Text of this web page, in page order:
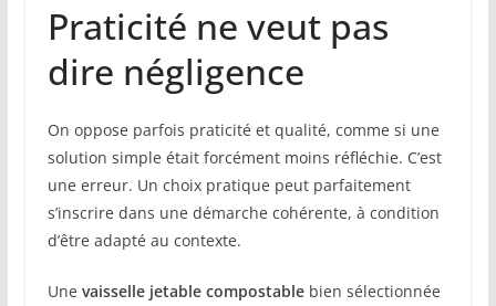
Praticité ne veut pas
dire négligence
On oppose parfois praticité et qualité, comme si une
solution simple était forcément moins réfléchie. C’est
une erreur. Un choix pratique peut parfaitement
s’inscrire dans une démarche cohérente, à condition
d’être adapté au contexte.
Une vaisselle jetable compostablebien sélectionnée